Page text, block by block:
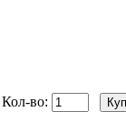
Кол-во: